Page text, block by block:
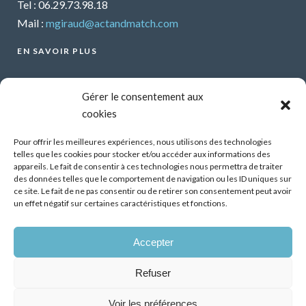
Gérer le consentement aux
cookies
Pour offrir les meilleures expériences, nous utilisons des technologies
telles que les cookies pour stocker et/ou accéder aux informations des
appareils. Le fait de consentir à ces technologies nous permettra de traiter
des données telles que le comportement de navigation ou les ID uniques sur
ce site. Le fait de ne pas consentir ou de retirer son consentement peut avoir
un effet négatif sur certaines caractéristiques et fonctions.
Accepter
Refuser
Voir les préférences
Tel : 06.29.73.98.18
Mail : mgiraud@actandmatch.com
EN SAVOIR PLUS
Organiser un webinar
Mentions légales
CGU
Santé mentale et travail : Comment parler de ses
difficultés psychiques ?
Démonstrateur d’éclairage intelligent dans les
07 Juil 2026